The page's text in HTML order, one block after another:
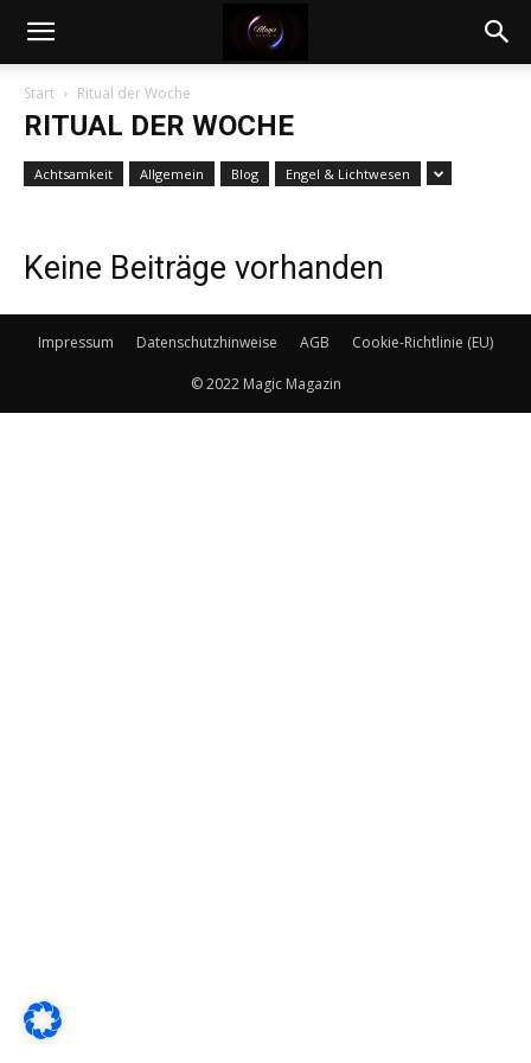
Magic
Magazin
Start Ritual der Woche
RITUAL DER WOCHE
Achtsamkeit Allgemein Blog Engel & Lichtwesen
Keine Beiträge vorhanden
Impressum Datenschutzhinweise AGB Cookie-Richtlinie (EU)
© 2022 Magic Magazin